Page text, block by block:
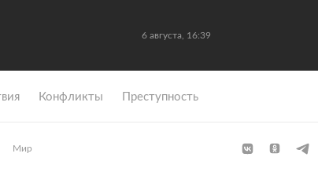
6 августа, 16:39
Конфликты Преступность
Мир